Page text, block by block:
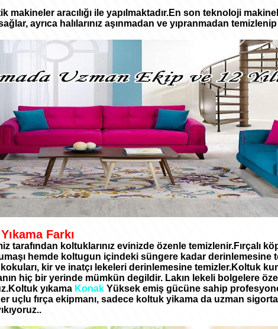
makineler aracılığı ile yapılmaktadır.En son teknoloji
ayrıca halılarınız aşınmadan ve yıpranmadan
Farkı
tarafından koltuklarınız evinizde özenle temizlenir.Fırçalı
hemde koltugun içindeki süngere kadar derinlemesine
kir ve inatçı lekeleri derinlemesine temizler.Koltuk
hiç bir yerinde mümkün degildir. Lakın lekeli bolgelere
yıkama KonakYüksek emiş gücüne sahip
uçlu fırça ekipmanı, sadece koltuk yikama da uzman